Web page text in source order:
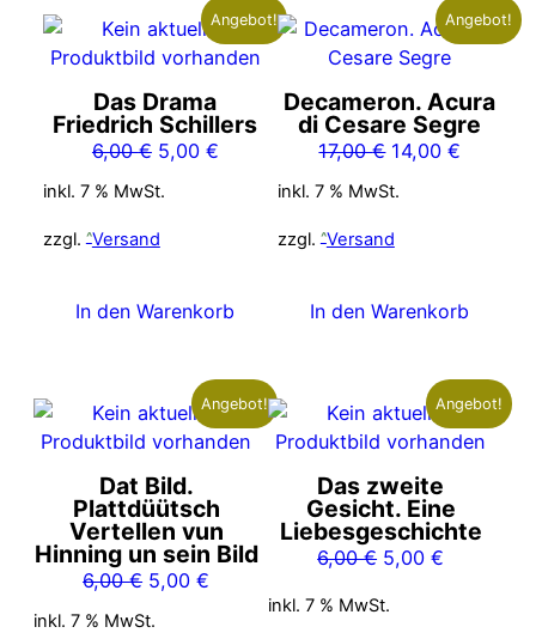
Angebot!
Das Drama
Friedrich Schillers
6,00€ Ursprünglicher
6,00 €
5,00 €Aktueller
5,00 €.
inkl. 7 % MwSt.
zzgl. Versand
In den Warenkorb
Angebot!
Decameron. Acura
di Cesare Segre
17,00€ Ursprünglicher
17,00 €
14,00€
inkl. 7 % MwSt.
zzgl. Versand
In den Warenkorb
Angebot!
Dat Bild.
Plattdüütsch
Vertellen vun
Hinning un sein Bild
6,00€ Ursprünglicher
5,00€
inkl. 7 % MwSt.
Angebot!
Das zweite
Gesicht. Eine
Liebesgeschichte
6,00€ Ursprünglicher
war:
5,00€
inkl. 7 % MwSt.